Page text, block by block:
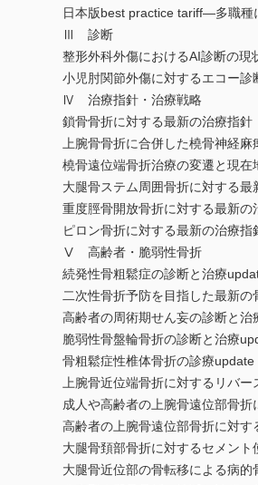
日本版best practice tariff―多職
Ⅲ 診断
整形外科外傷におけるAI診断の
小児肘関節外傷に対するエコー
Ⅳ 治療指針・治療戦略
鎖骨骨折に対する最新の治療指
上腕骨骨折に合併した橈骨神経
橈骨遠位端骨折治療の変遷と現
大腿骨ステム周囲骨折に対する
重度脛骨開放骨折に対する最新
ピロン骨折に対する最新の治療
Ⅴ 高齢者・脆弱性骨折
続発性骨粗鬆症の診断と治療
二次性骨折予防を目指した最新
高齢者の周術期せん妄の診断と
脆弱性骨盤輪骨折の診断と治療
骨粗鬆症性椎体骨折の診療
上腕骨近位端骨折に対するリバ
成人や高齢者の上腕骨遠位部骨
高齢者の上腕骨遠位部骨折に対
大腿骨頚部骨折に対するセメン
大腿骨近位部の骨転移による病